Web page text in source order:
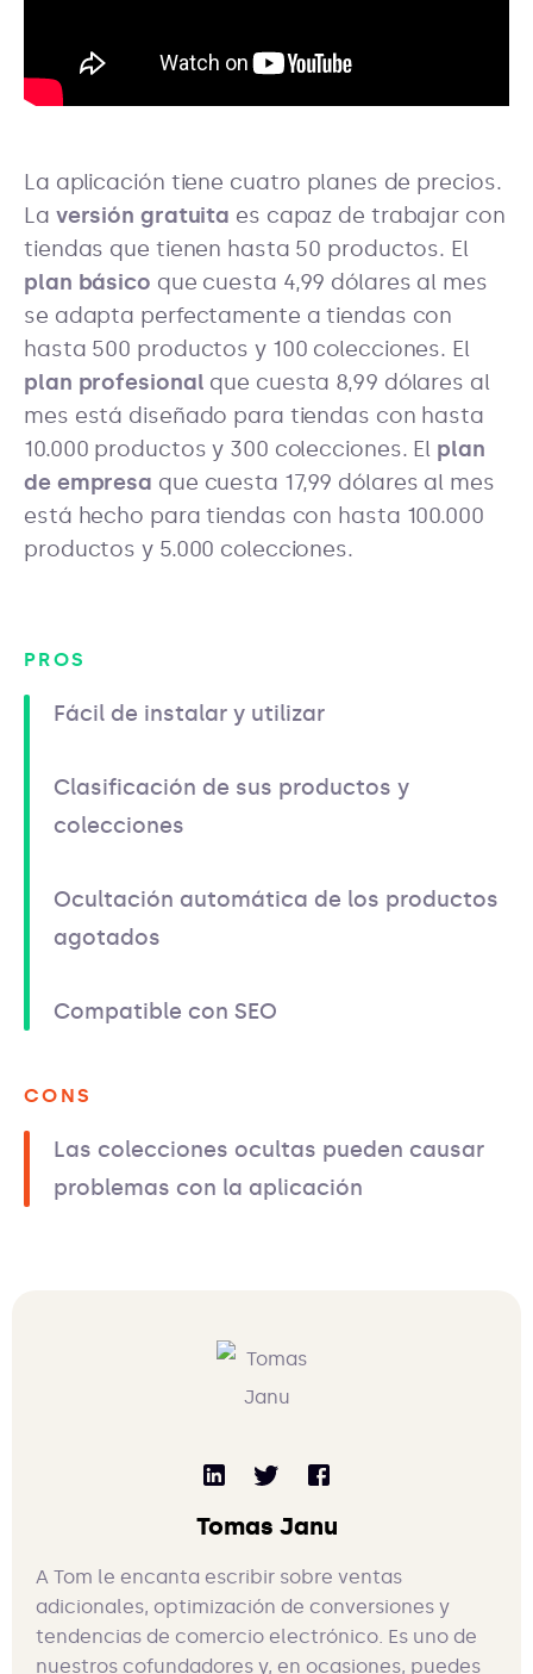
La aplicación tiene cuatro planes de precios.
La versión gratuita es capaz de trabajar con
tiendas que tienen hasta 50 productos. El
plan básico que cuesta 4,99 dólares al mes
se adapta perfectamente a tiendas con
hasta 500 productos y 100 colecciones. El
plan profesional que cuesta 8,99 dólares al
mes está diseñado para tiendas con hasta
10.000 productos y 300 colecciones. El plan
de empresa que cuesta 17,99 dólares al mes
está hecho para tiendas con hasta 100.000
productos y 5.000 colecciones.
PROS
Fácil de instalar y utilizar
Clasificación de sus productos y
colecciones
Ocultación automática de los productos
agotados
Compatible con SEO
CONS
Las colecciones ocultas pueden causar
problemas con la aplicación
Tomas Janu
A Tom le encanta escribir sobre ventas
adicionales, optimización de conversiones y
tendencias de comercio electrónico. Es uno de
nuestros cofundadores y, en ocasiones, puedes